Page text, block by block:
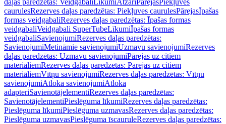
daļas paredzētas: Veidgabali LīkumiAtzari PārejasPiekļuves
caurulesRezerves daļas paredzētas: Piekļuves caurulesPārejasĪpašas
formas veidgabaliRezerves daļas paredzētas: Īpašas formas
veidgabaliVeidgabali SuperTubeLīkumiĪpašas formas
veidgabaliSavienojumiRezerves daļas paredzētas:
SavienojumiMetināmie savienojumiUzmavu savienojumiRezerves
daļas paredzētas: Uzmavu savienojumiPārejas uz citiem
materiāliemRezerves daļas paredzētas: Pārejas uz citiem
materiāliemVītņu savienojumiRezerves daļas paredzētas: Vītņu
savienojumiAtloka savienojumiAtloka
adapteriSavienotājelementiRezerves daļas paredzētas:
SavienotājelementiPieslēguma līkumiRezerves daļas paredzētas:
Pieslēguma līkumiPieslēguma uzmavasRezerves daļas paredzētas:
Pieslēguma uzmavasPieslēguma īscauruleRezerves daļas paredzētas: